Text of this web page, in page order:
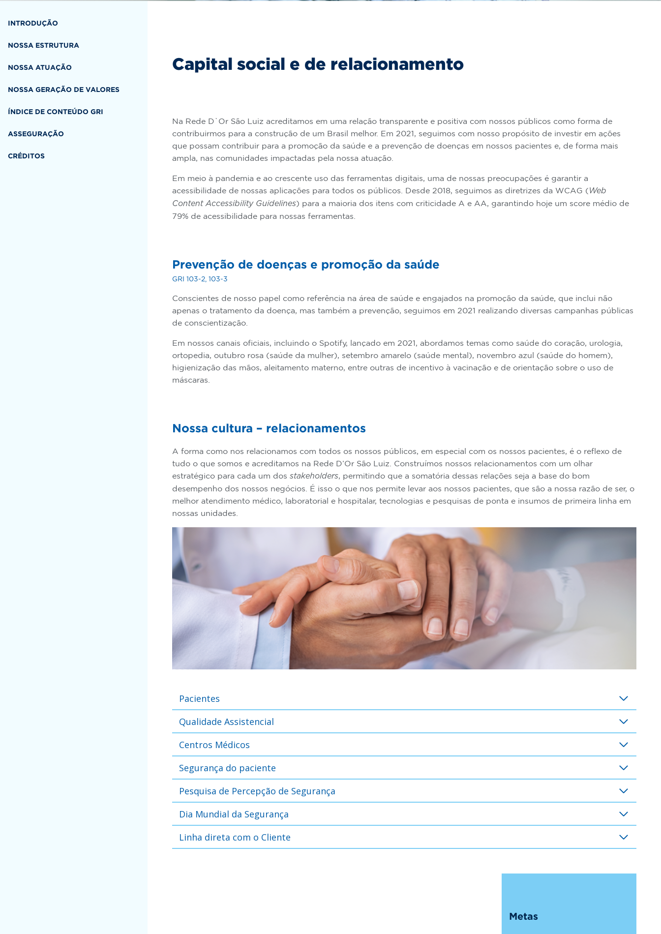
INTRODUÇÃO
NOSSA ESTRUTURA
NOSSA ATUAÇÃO
NOSSA GERAÇÃO DE VALORES
ÍNDICE DE CONTEÚDO GRI
ASSEGURAÇÃO
CRÉDITOS
Capital social e de relacionamento
Na Rede D`Or São Luiz acreditamos em uma relação transparente e positiva com nossos públicos como forma de
contribuirmos para a construção de um Brasil melhor. Em 2021, seguimos com nosso propósito de investir em ações
que possam contribuir para a promoção da saúde e a prevenção de doenças em nossos pacientes e, de forma mais
ampla, nas comunidades impactadas pela nossa atuação.
Em meio à pandemia e ao crescente uso das ferramentas digitais, uma de nossas preocupações é garantir a
acessibilidade de nossas aplicações para todos os públicos. Desde 2018, seguimos as diretrizes da WCAG (Web
Content Accessibility Guidelines) para a maioria dos itens com criticidade A e AA, garantindo hoje um score médio de
79% de acessibilidade para nossas ferramentas.
Prevenção de doenças e promoção da saúde
GRI 103-2, 103-3
Conscientes de nosso papel como referência na área de saúde e engajados na promoção da saúde, que inclui não
apenas o tratamento da doença, mas também a prevenção, seguimos em 2021 realizando diversas campanhas públicas
de conscientização.
Em nossos canais oficiais, incluindo o Spotify, lançado em 2021, abordamos temas como saúde do coração, urologia,
ortopedia, outubro rosa (saúde da mulher), setembro amarelo (saúde mental), novembro azul (saúde do homem),
higienização das mãos, aleitamento materno, entre outras de incentivo à vacinação e de orientação sobre o uso de
máscaras.
Nossa cultura – relacionamentos
A forma como nos relacionamos com todos os nossos públicos, em especial com os nossos pacientes, é o reflexo de
tudo o que somos e acreditamos na Rede D’Or São Luiz. Construímos nossos relacionamentos com um olhar
estratégico para cada um dos stakeholders, permitindo que a somatória dessas relações seja a base do bom
desempenho dos nossos negócios. É isso o que nos permite levar aos nossos pacientes, que são a nossa razão de ser, o
melhor atendimento médico, laboratorial e hospitalar, tecnologias e pesquisas de ponta e insumos de primeira linha em
nossas unidades.
Pacientes
Qualidade Assistencial
Centros Médicos
Segurança do paciente
Pesquisa de Percepção de Segurança
Dia Mundial da Segurança
Linha direta com o Cliente
Metas